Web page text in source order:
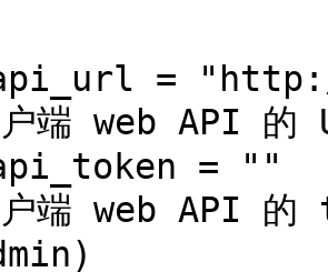
=
端 web API
端 web API